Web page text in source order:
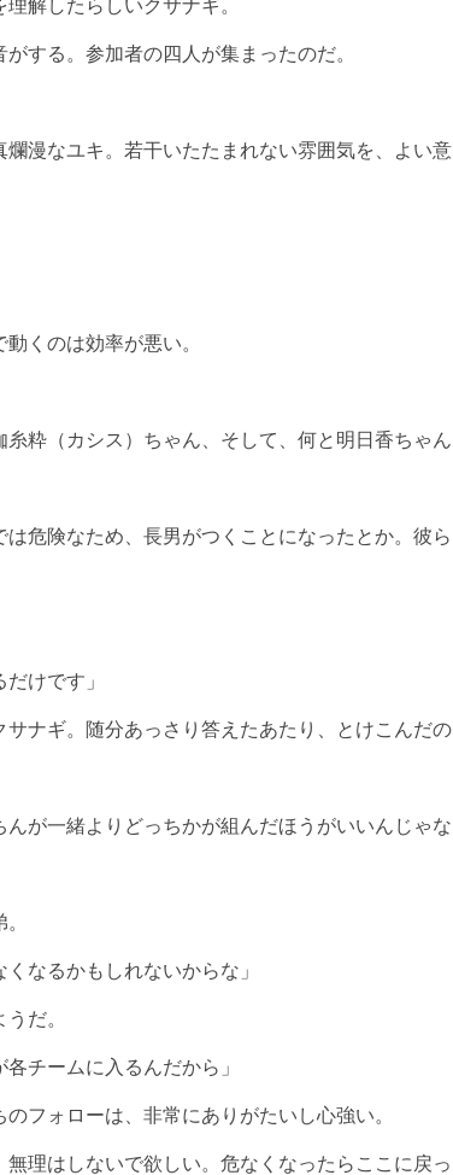
解したらしいクサナギ。
する。参加者の四人が集まったのだ。
漫なユキ。若干いたたまれない雰囲気を、よい意
くのは効率が悪い。
粋（カシス）ちゃん、そして、何と明日香ちゃん
危険なため、長男がつくことになったとか。彼ら
けです」
ナギ。随分あっさり答えたあたり、とけこんだの
が一緒よりどっちかが組んだほうがいいんじゃな
なるかもしれないからな」
だ。
チームに入るんだから」
フォローは、非常にありがたいし心強い。
理はしないで欲しい。危なくなったらここに戻っ